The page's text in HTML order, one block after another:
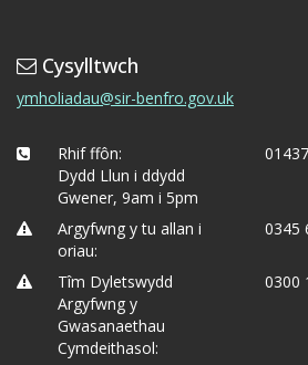
Cysylltwch
ymholiadau@sir-benfro.gov.uk
Rhif ffôn:
Dydd Llun i ddydd
Gwener, 9am i 5pm
Argyfwng y tu allan i
oriau:
0345
Tîm Dyletswydd
Argyfwng y
Gwasanaethau
Cymdeithasol:
0300